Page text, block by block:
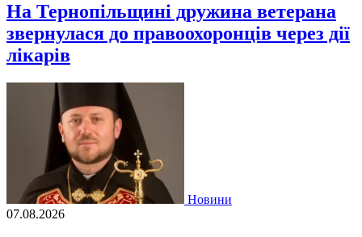
На Тернопільщині дружина ветерана
звернулася до правоохоронців через дії
лікарів
Новини
07.08.2026